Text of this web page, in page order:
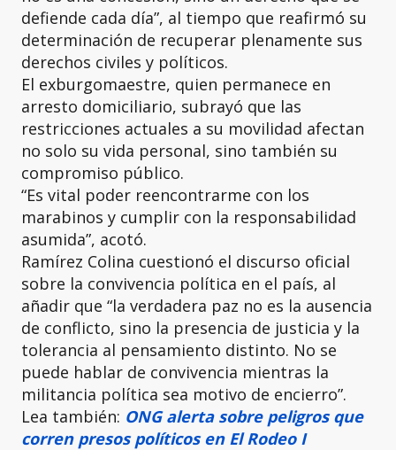
defiende cada día”, al tiempo que reafirmó su
determinación de recuperar plenamente sus
derechos civiles y políticos.
El exburgomaestre, quien permanece en
arresto domiciliario, subrayó que las
restricciones actuales a su movilidad afectan
no solo su vida personal, sino también su
compromiso público.
“Es vital poder reencontrarme con los
marabinos y cumplir con la responsabilidad
asumida”, acotó.
Ramírez Colina cuestionó el discurso oficial
sobre la convivencia política en el país, al
añadir que “la verdadera paz no es la ausencia
de conflicto, sino la presencia de justicia y la
tolerancia al pensamiento distinto. No se
puede hablar de convivencia mientras la
militancia política sea motivo de encierro”.
Lea también: ONG alerta sobre peligros que
corren presos políticos en El Rodeo I